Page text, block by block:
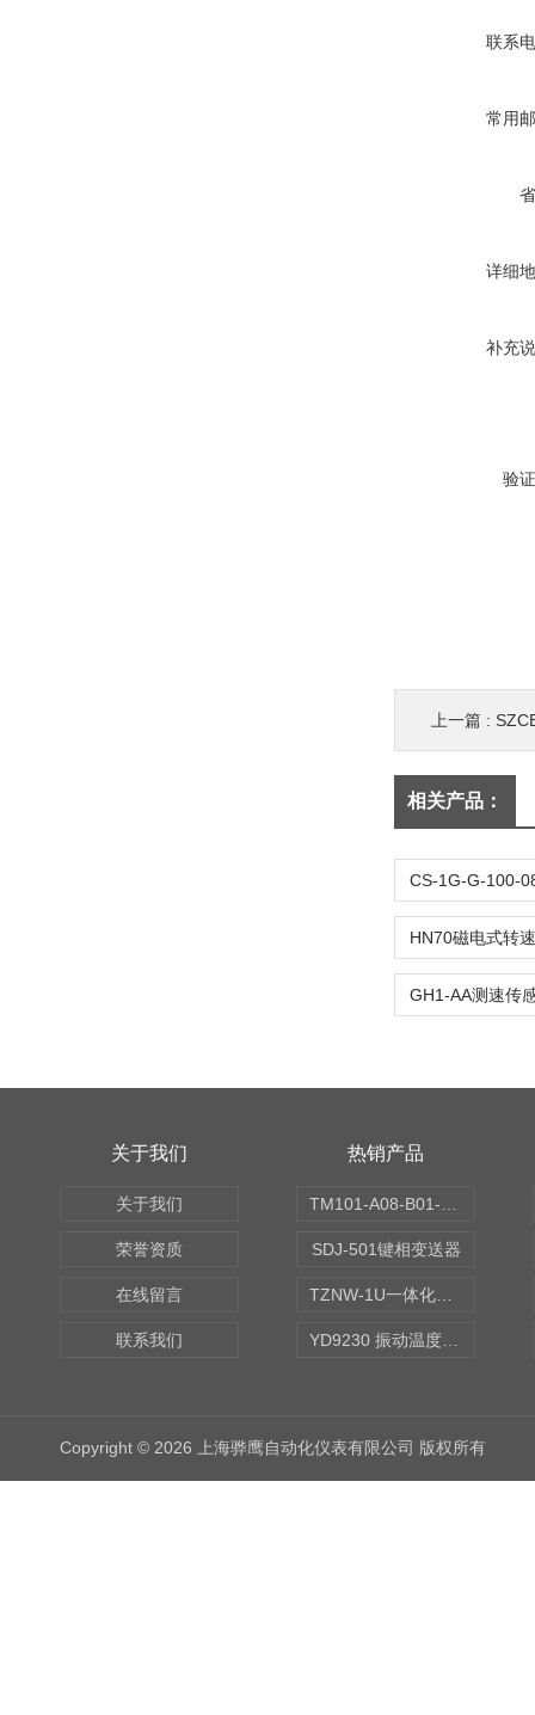
联系
常用
详细
补充
验
上一篇 :
相关产品：
关于我们
关于我们
荣誉资质
在线留言
联系我们
热销产品
SDJ-501键相变送器
Copyright © 2026 上海骅鹰自动化仪表有限公司 版权所有